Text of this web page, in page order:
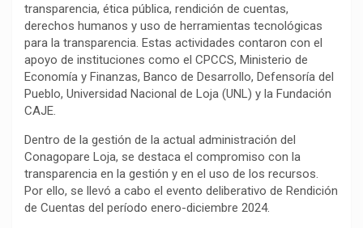
transparencia, ética pública, rendición de cuentas,
derechos humanos y uso de herramientas tecnológicas
para la transparencia. Estas actividades contaron con el
apoyo de instituciones como el CPCCS, Ministerio de
Economía y Finanzas, Banco de Desarrollo, Defensoría del
Pueblo, Universidad Nacional de Loja (UNL) y la Fundación
CAJE.
Dentro de la gestión de la actual administración del
Conagopare Loja, se destaca el compromiso con la
transparencia en la gestión y en el uso de los recursos.
Por ello, se llevó a cabo el evento deliberativo de Rendición
de Cuentas del período enero-diciembre 2024.